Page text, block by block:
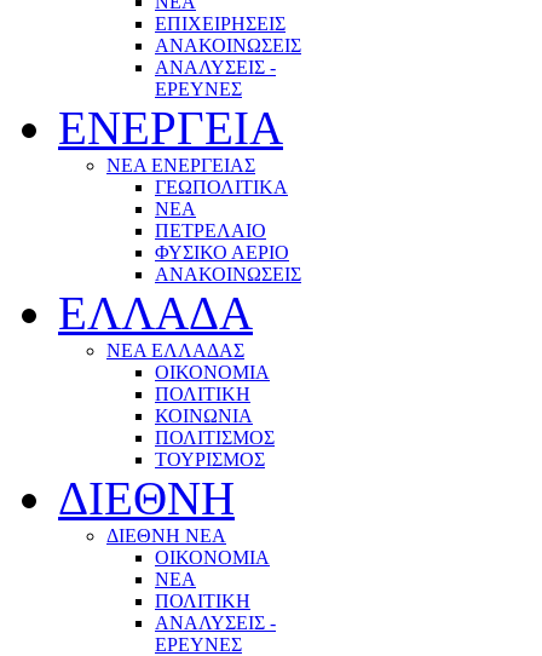
ΕΠΙΧΕΙΡΗΣΕΙΣ
ΑΝΑΚΟΙΝΩΣΕΙΣ
ΑΝΑΛΥΣΕΙΣ -
ΕΡΕΥΝΕΣ
ΕΝΕΡΓΕΙΑ
ΝΕΑ ΕΝΕΡΓΕΙΑΣ
ΓΕΩΠΟΛΙΤΙΚΑ
ΝΕΑ
ΠΕΤΡΕΛΑΙΟ
ΦΥΣΙΚΟ ΑΕΡΙΟ
ΑΝΑΚΟΙΝΩΣΕΙΣ
ΕΛΛΑΔΑ
ΝΕΑ ΕΛΛΑΔΑΣ
ΟΙΚΟΝΟΜΙΑ
ΠΟΛΙΤΙΚΗ
ΚΟΙΝΩΝΙΑ
ΠΟΛΙΤΙΣΜΟΣ
ΤΟΥΡΙΣΜΟΣ
ΔΙΕΘΝΗ
ΔΙΕΘΝΗ ΝΕΑ
ΟΙΚΟΝΟΜΙΑ
ΝΕΑ
ΠΟΛΙΤΙΚΗ
ΑΝΑΛΥΣΕΙΣ -
ΕΡΕΥΝΕΣ